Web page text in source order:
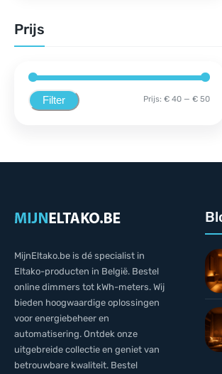
Prijs
Filter Prijs: € 40 — € 50
MijnEltako.be is dé specialist in
Eltako-producten in België. Bestel
online dimmers tot kWh-meters. Wij
bieden hoogwaardige oplossingen
voor energiebeheer en
automatisering. Ontdek onze
uitgebreide collectie en geniet van
betrouwbare kwaliteit. Bestel